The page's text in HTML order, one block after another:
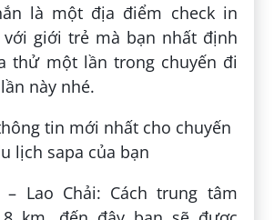
là một địa điểm check in
giới trẻ mà bạn nhất định
thử một lần trong chuyến đi
này nhé.
– Lao Chải: Cách trung tâm